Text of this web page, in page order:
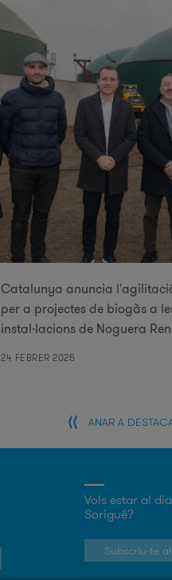
Catalunya anuncia
per a projectes de biogàs a
instal·lacions de Noguera
24 FEBRER 2025
ANAR A
Vols estar al
Sorigué?
Subscriu-te